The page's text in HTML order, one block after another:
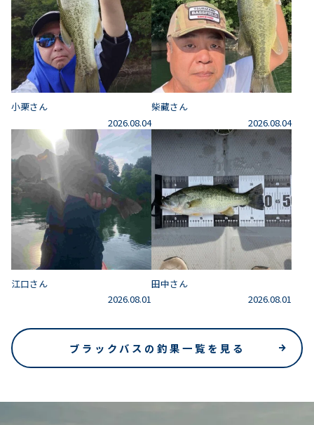
小栗さん
2026.08.04
柴藏さん
2026.08.04
江口さん
2026.08.01
田中さん
2026.08.01
ブラックバスの釣果一覧を見る